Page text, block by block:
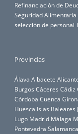
Refinanciación de
Seguridad Alimentaria
selección de personal
Provincias
Álava Albacete
Burgos Cáceres Cádiz
Córdoba Cuenca
Huesca Islas Baleares
Lugo Madrid Málaga
Pontevedra Salamanca